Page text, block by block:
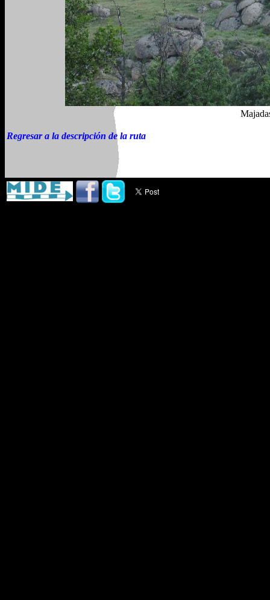
Regresar a la descripción de la ruta